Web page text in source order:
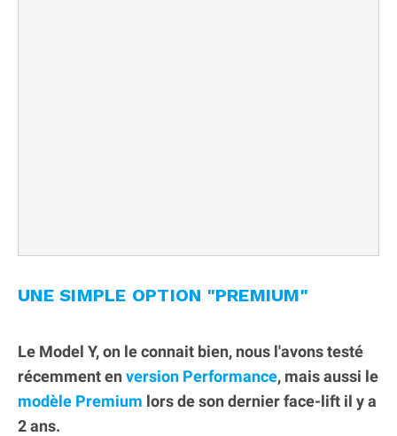
UNE SIMPLE OPTION "PREMIUM"
Le Model Y, on le connait bien, nous l'avons testé
récemment en version Performance, mais aussi le
modèle Premium lors de son dernier face-lift il y a
2 ans.